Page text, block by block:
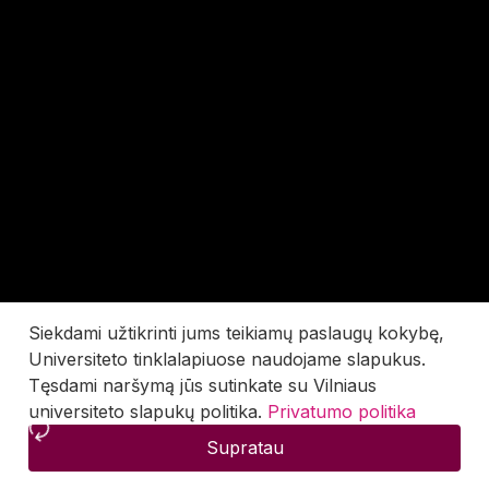
Siekdami užtikrinti jums teikiamų paslaugų kokybę,
Universiteto tinklalapiuose naudojame slapukus.
Tęsdami naršymą jūs sutinkate su Vilniaus
universiteto slapukų politika. Privatumo politika
Supratau